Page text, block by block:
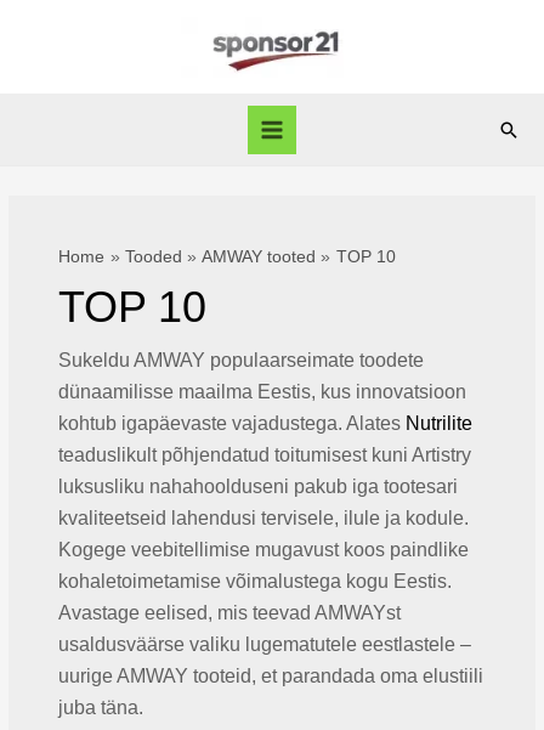
Main
Home Tooded AMWAY tooted TOP 10
TOP 10
Sukeldu AMWAY populaarseimate toodete
dünaamilisse maailma Eestis, kus innovatsioon
kohtub igapäevaste vajadustega. Alates Nutrilite
teaduslikult põhjendatud toitumisest kuni Artistry
luksusliku nahahoolduseni pakub iga tootesari
kvaliteetseid lahendusi tervisele, ilule ja kodule.
Kogege veebitellimise mugavust koos paindlike
kohaletoimetamise võimalustega kogu Eestis.
Avastage eelised, mis teevad AMWAYst
usaldusväärse valiku lugematutele eestlastele –
uurige AMWAY tooteid, et parandada oma elustiili
juba täna.